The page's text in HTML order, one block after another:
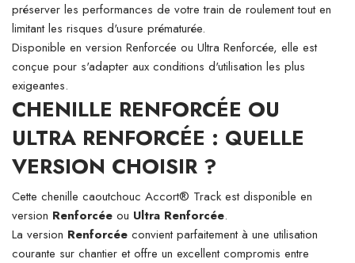
préserver les performances de votre train de roulement tout en
limitant les risques d'usure prématurée.
Disponible en version Renforcée ou Ultra Renforcée, elle est
conçue pour s'adapter aux conditions d'utilisation les plus
exigeantes.
CHENILLE RENFORCÉE OU
ULTRA RENFORCÉE : QUELLE
VERSION CHOISIR ?
Cette chenille caoutchouc Accort® Track est disponible en
version Renforcée ou Ultra Renforcée.
La version Renforcée convient parfaitement à une utilisation
courante sur chantier et offre un excellent compromis entre